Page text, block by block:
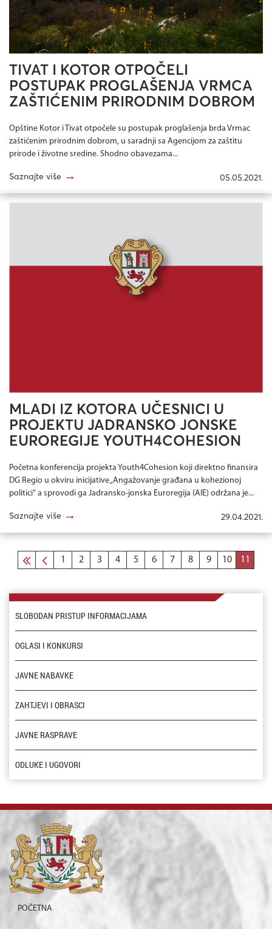
TIVAT I KOTOR OTPOČELI
POSTUPAK PROGLAŠENJA VRMCA
ZAŠTIĆENIM PRIRODNIM DOBROM
Opštine Kotor i Tivat otpočele su postupak proglašenja brda Vrmac
zaštićenim prirodnim dobrom, u saradnji sa Agencijom za zaštitu
prirode i životne sredine. Shodno obavezama...
Saznajte više → 05.05.2021.
MLADI IZ KOTORA UČESNICI U
PROJEKTU JADRANSKO JONSKE
EUROREGIJE YOUTH4COHESION
Početna konferencija projekta Youth4Cohesion koji direktno finansira
DG Regio u okviru inicijative „Angažovanje građana u kohezionoj
politici“ a sprovodi ga Jadransko-jonska Euroregija (AIE) održana je...
Saznajte više → 29.04.2021.
1 2 3 4 5 6 7 8 9 10 11
SLOBODAN PRISTUP INFORMACIJAMA
OGLASI I KONKURSI
JAVNE NABAVKE
ZAHTJEVI I OBRASCI
JAVNE RASPRAVE
ODLUKE I UGOVORI
POČETNA